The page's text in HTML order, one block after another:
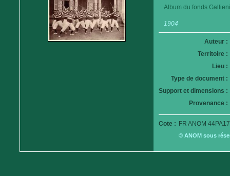
Album du fonds
1904
Auteur :
Territoire :
Lieu :
Type de document :
Support et dimensions :
Provenance :
Cote : FR ANOM
© ANOM sous